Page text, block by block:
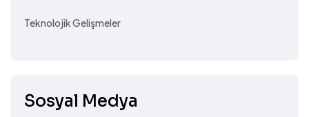
Teknolojik Gelişmeler
Sosyal Medya